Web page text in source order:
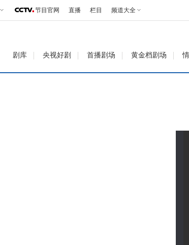
节目官网 直播 栏目 频道大全
剧库 央视好剧 首播剧场 黄金档剧场